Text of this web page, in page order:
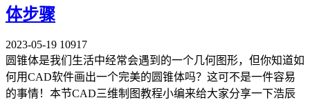
体步骤
2023-05-19 10917
圆锥体是我们生活中经常会遇到的一个几何图形，但你知道如
何用CAD软件画出一个完美的圆锥体吗？这可不是一件容易
的事情！本节CAD三维制图教程小编来给大家分享一下浩辰